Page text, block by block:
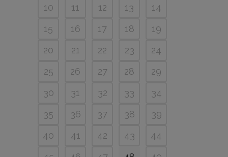
10
11 12 13
14
15
16 17 18
19
20
21 22 23
24
25
26 27 28
29
30
31 32 33
34
35
36 37 38
39
40
41 42 43
44